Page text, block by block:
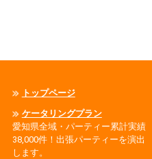
トップページ
ケータリングプラン
愛知県全域・パーティー累計実績
38,000件！出張パーティーを演出
します。